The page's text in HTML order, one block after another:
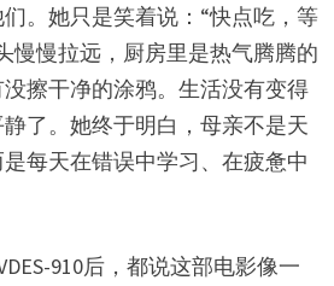
。她只是笑着说：“快点吃，等
慢慢拉远，厨房里是热气腾腾的
擦干净的涂鸦。生活没有变得
了。她终于明白，母亲不是天
每天在错误中学习、在疲惫中
910后，都说这部电影像一